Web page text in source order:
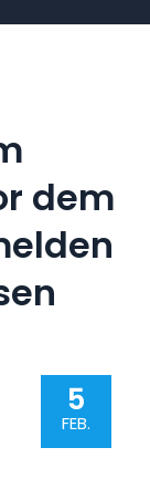
dem
5
FEB.